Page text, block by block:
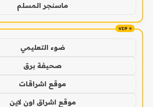
ماسنجر المسلم
ضوء التعليمي
صحيفة برق
موقع اشراقات
موقع اشراق اون لاين